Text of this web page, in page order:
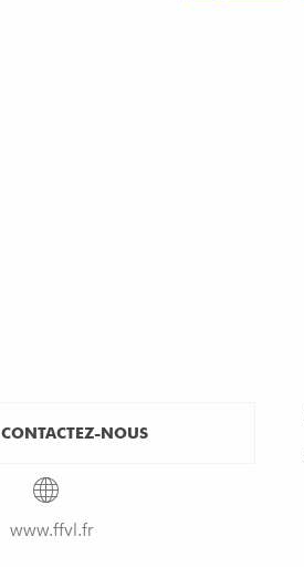
CONTACTEZ-NOUS
www.ffvl.fr